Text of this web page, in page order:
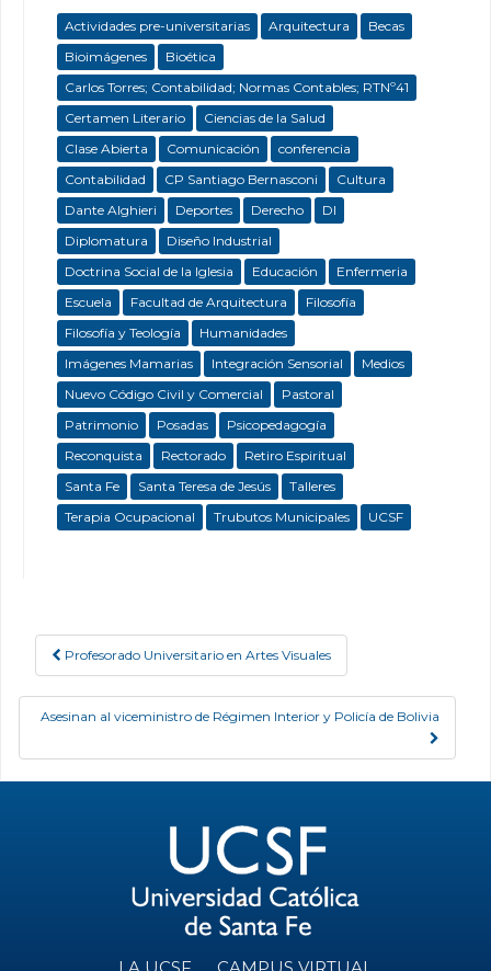
Actividades pre-universitarias Arquitectura
Becas
Bioimágenes
Bioética
Carlos Torres; Contabilidad; Normas Contables; RTNº41
Certamen Literario
Ciencias de la Salud
Clase Abierta
Comunicación
conferencia
Contabilidad
CP Santiago Bernasconi
Cultura
Dante Alghieri
Deportes Derecho
DI
Diplomatura
Diseño Industrial
Doctrina Social de la Iglesia
Educación
Enfermeria
Escuela
Facultad de Arquitectura
Filosofía
Filosofía y Teología
Humanidades
Imágenes Mamarias
Integración Sensorial
Medios
Nuevo Código Civil y Comercial
Pastoral
Patrimonio
Posadas
Psicopedagogía
Reconquista
Rectorado
Retiro Espiritual
Santa Fe
Santa Teresa de Jesús
Talleres
Terapia Ocupacional
Trubutos Municipales UCSF
Post navigation
Profesorado Universitario en Artes Visuales
Asesinan al viceministro de Régimen Interior y Policía de Bolivia